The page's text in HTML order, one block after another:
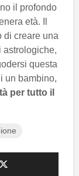
il profondo
età. Il
di creare una
astrologiche,
questa
un bambino,
per tutto il